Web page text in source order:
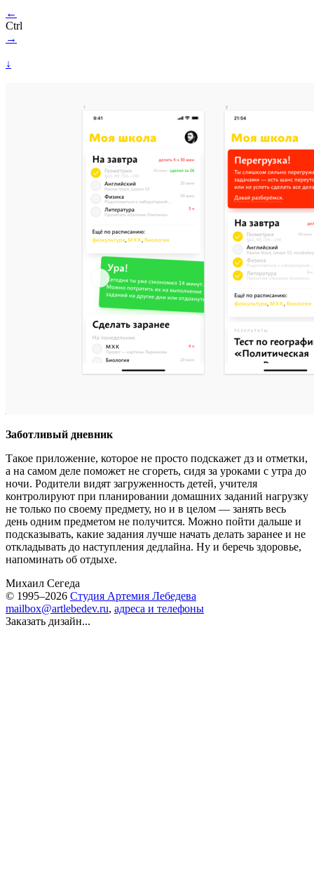
←
Ctrl
→
↓
Заботливый дневник
Такое приложение, которое не просто подскажет дз и отметки,
а на самом деле поможет не сгореть, сидя за уроками с утра до
ночи. Родители видят загруженность детей, учителя
контролируют при планировании домашних заданий нагрузку
не только по своему предмету, но и в целом — занять весь
день одним предметом не получится. Можно пойти дальше и
подсказывать, какие задания лучше начать делать заранее и не
откладывать до наступления дедлайна. Ну и беречь здоровье,
напоминать об отдыхе.
Михаил Сегеда
© 1995–2026 Студия Артемия Лебедева
mailbox@artlebedev.ru, адреса и телефоны
Заказать дизайн...